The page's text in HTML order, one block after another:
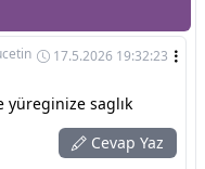
17.5.2026 19:32:23
saglık
Cevap Yaz